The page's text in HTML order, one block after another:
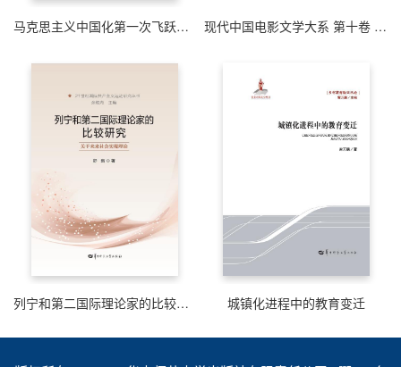
马克思主义中国化第一次飞跃史论 现代中国电影文学大系 第十卷 1948 上
列宁和第二国际理论家的比较研究——关于未来社会实现理论 城镇化进程中的教育变迁